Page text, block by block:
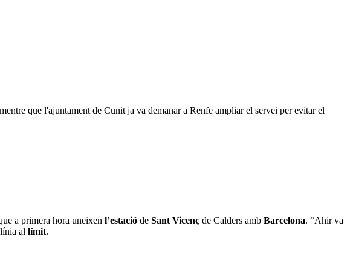
que l'ajuntament de Cunit ja va demanar a Renfe ampliar el servei per evitar el
a primera hora uneixen l’estació de Sant Vicenç de Calders amb Barcelona. “Ahir va
al límit.